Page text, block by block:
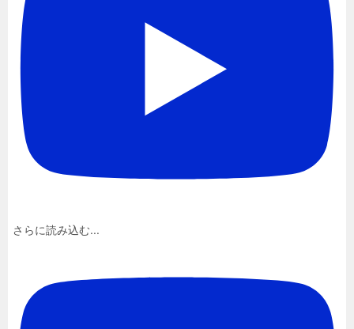
さらに読み込む...